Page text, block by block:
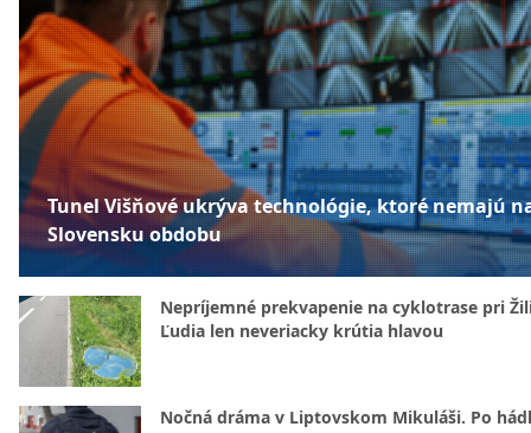
Tunel Višňové ukrýva technológie, ktoré nemajú
Slovensku obdobu
Nepríjemné prekvapenie na cyklotrase pri
Ľudia len neveriacky krútia hlavou
Nočná dráma v Liptovskom Mikuláši. Po